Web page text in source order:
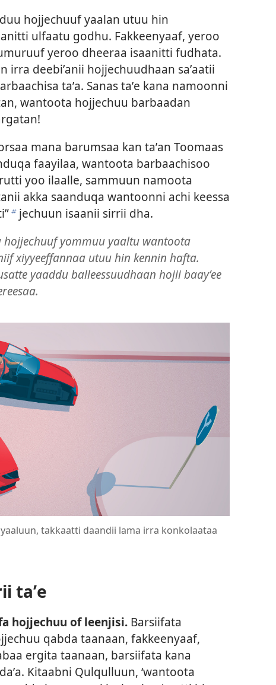
hojjechuuf yaalan utuu hin
ulfaatu godhu. Fakkeenyaaf, yeroo
yeroo dheeraa isaanitti fudhata.
irra deebiʼanii hojjechuudhaan saʼaatii
taʼa. Sanas taʼe kana namoonni
wantoota hojjechuu barbaadan
mana barumsaa kan taʼan Toomaas
faayilaa, wantoota barbaachisoo
yoo ilaalle, sammuun namoota
akka saanduqa wantoonni achi keessa
bjechuun isaanii sirrii dha.
hojjechuuf yommuu yaaltu wantoota
xiyyeeffannaa utuu hin kennin hafta.
yaaddu balleessuudhaan hojii baayʼee
takkaatti daandii lama irra konkolaataa
taʼe
hojjechuu of leenjisi.Barsiifata
qabda taanaan, fakkeenyaaf,
ergita taanaan, barsiifata kana
Kitaabni Qulqulluun, ‘wantoota